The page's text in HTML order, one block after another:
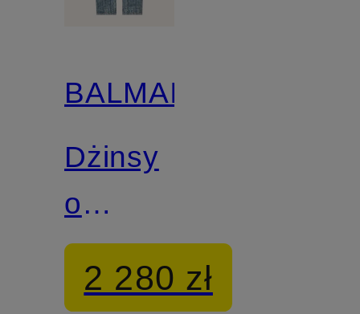
BALMAIN
Dżinsy
o
luźnym
kroju
2 280 zł